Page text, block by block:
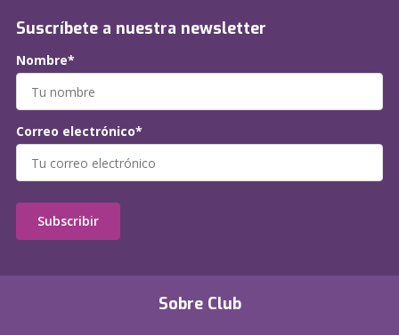
Sobre Club
Suscríbete a nuestra newsletter
Nombre*
Correo electrónico*
Subscribir